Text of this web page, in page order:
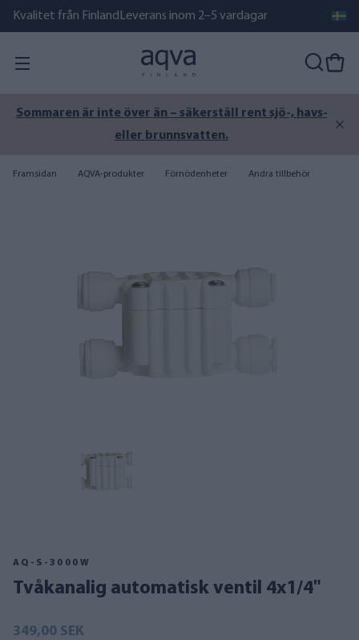
Kvalitet från Finland Leverans inom 2–5 vardagar
Sommaren är inte över än – säkerställ rent sjö-, havs-
eller brunnsvatten.
Framsidan AQVA-produkter Förnödenheter Andra tillbehör
AQ-S-3000W
Tvåkanalig automatisk ventil 4x1/4"
349,00 SEK